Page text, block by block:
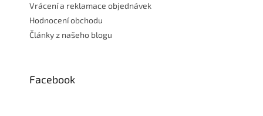
Vrácení a reklamace objednávek
Hodnocení obchodu
Články z našeho blogu
Facebook